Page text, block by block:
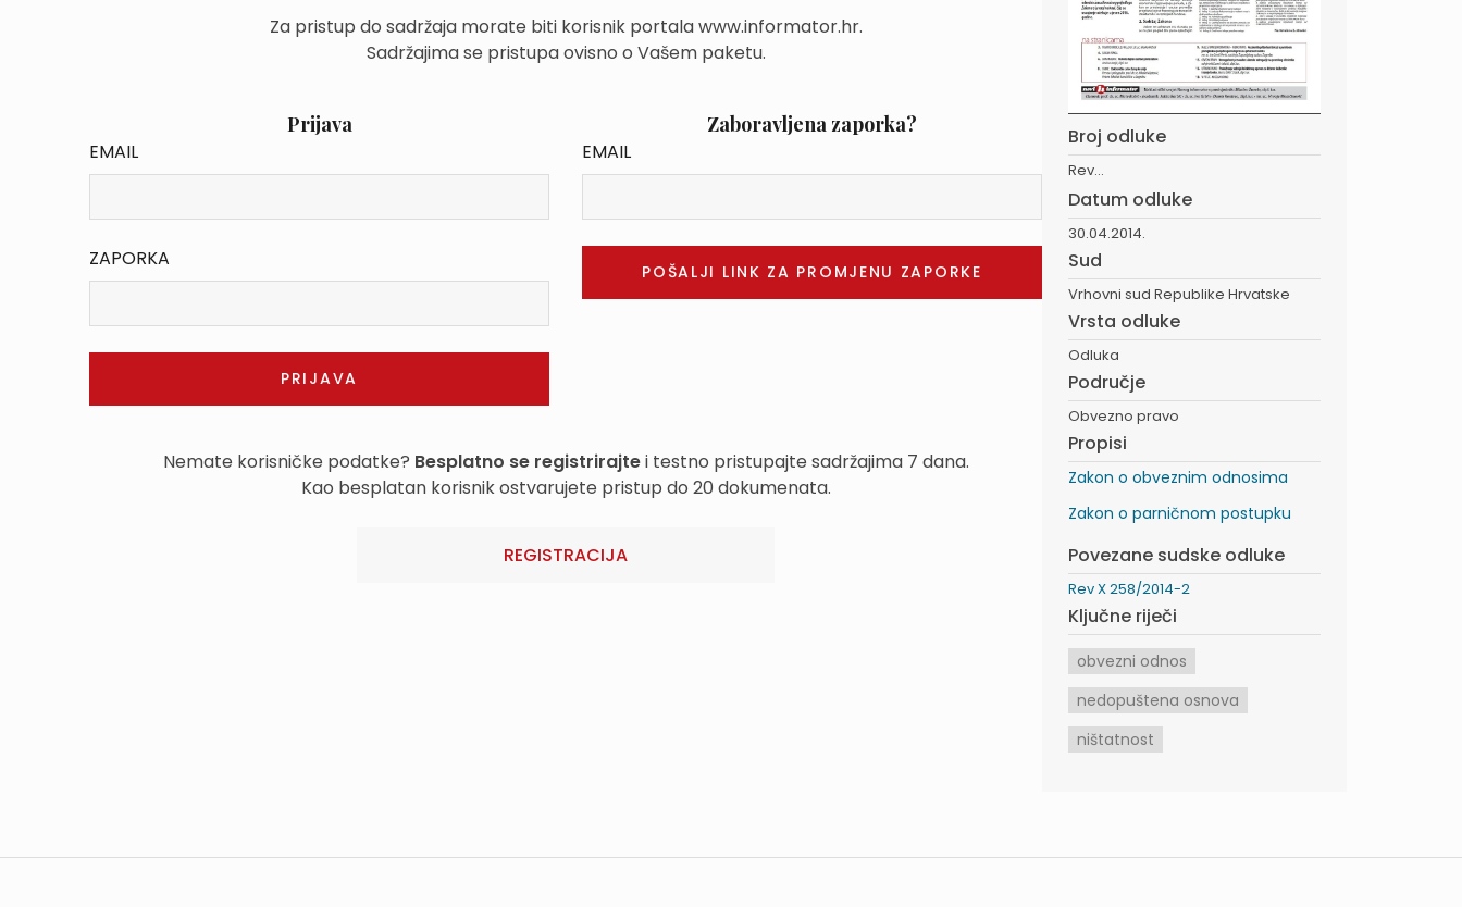
Za pristup do sadržaja morate biti korisnik portala www.informator.hr.
Sadržajima se pristupa ovisno o Vašem paketu.
Prijava
EMAIL
ZAPORKA
Zaboravljena zaporka?
EMAIL
Nemate korisničke podatke? Besplatno se registrirajtei testno pristupajte sadržajima 7 dana.
Kao besplatan korisnik ostvarujete pristup do 20 dokumenata.
REGISTRACIJA
Broj odluke
Rev...
Datum odluke
30.04.2014.
Sud
Vrhovni sud Republike Hrvatske
Vrsta odluke
Odluka
Područje
Obvezno pravo
Propisi
Zakon o obveznim odnosima
Zakon o parničnom postupku
Povezane sudske odluke
Rev X 258/2014-2
Ključne riječi
obvezni odnos
nedopuštena osnova
ništatnost